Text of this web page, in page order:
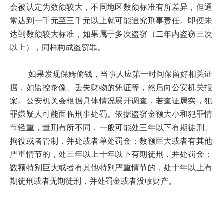
会被认定为数额较大，不同地区数额标准有所差异，但通
常达到一千元至三千元以上就可能追究刑事责任。即便未
达到数额较大标准，如果属于多次盗窃（二年内盗窃三次
以上），同样构成盗窃罪。
如果发现保姆偷钱，当事人应第一时间保留好相关证
据，如监控录像、丢失财物的凭证等，然后向公安机关报
案。公安机关会根据具体情况展开调查，若查证属实，犯
罪嫌疑人可能面临刑事处罚。依据盗窃金额大小和犯罪情
节轻重，量刑有所不同，一般可能处三年以下有期徒刑、
拘役或者管制，并处或者单处罚金；数额巨大或者有其他
严重情节的，处三年以上十年以下有期徒刑，并处罚金；
数额特别巨大或者有其他特别严重情节的，处十年以上有
期徒刑或者无期徒刑，并处罚金或者没收财产。